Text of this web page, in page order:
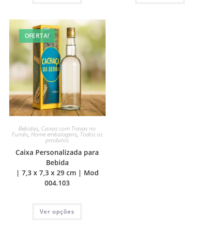
OFERTA!
Bebidas, Caixas com Travas no
Fundo,Home embalagens, Todos os
produtos
Caixa Personalizada para
Bebida
| 7,3 x 7,3 x 29 cm | Mod
004.103
Ver opções